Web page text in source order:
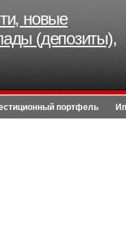
новые
(депозиты),
портфель